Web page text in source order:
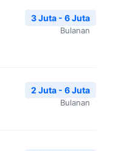
3 Juta - 6 Juta
Bulanan
2 Juta - 6 Juta
Bulanan